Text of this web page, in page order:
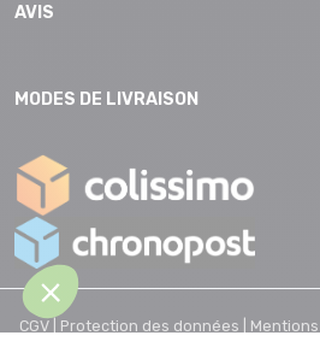
AVIS
MODES DE LIVRAISON
CGV | Protection des données | Mentions